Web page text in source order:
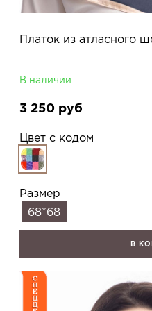
Платок из атласного
В наличии
3 250 руб
Цвет с кодом
Размер
68*68
В